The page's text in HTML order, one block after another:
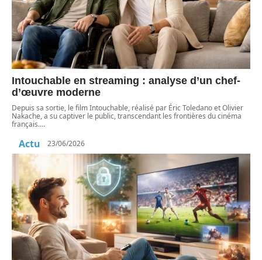
Intouchable en streaming : analyse d’un chef-
d’œuvre moderne
Depuis sa sortie, le film Intouchable, réalisé par Éric Toledano et Olivier
Nakache, a su captiver le public, transcendant les frontières du cinéma
français.…
Actu 23/06/2026